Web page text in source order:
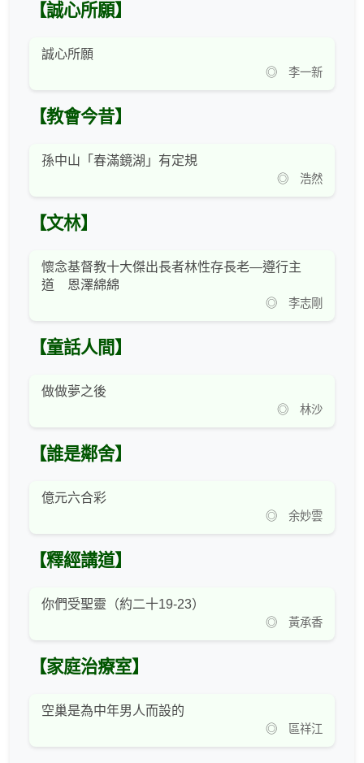
【誠心所願】
誠心所願
◎ 李一新
【教會今昔】
孫中山「春滿鏡湖」有定規
◎ 浩然
【文林】
懷念基督教十大傑出長者林性存長老—遵行主
道 恩澤綿綿
◎ 李志剛
【童話人間】
做做夢之後
◎ 林沙
【誰是鄰舍】
億元六合彩
◎ 余妙雲
【釋經講道】
你們受聖靈（約二十19-23）
◎ 黃承香
【家庭治療室】
空巢是為中年男人而設的
◎ 區祥江